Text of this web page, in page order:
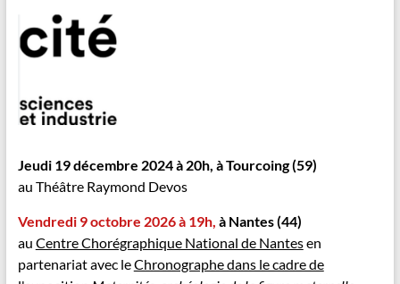
Jeudi 19 décembre 2024 à 20h, à Tourcoing (59)
au Théâtre Raymond Devos
Vendredi 9 octobre 2026 à 19h, à Nantes (44)
au Centre Chorégraphique National de Nantesen
partenariat avec leChronographe dans le cadre de